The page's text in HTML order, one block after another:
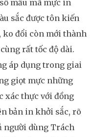
mẫu mã mực in
sắc được tôn kiến
đổi còn mới thành
rất tốc độ dài.
áp dụng trong giai
giọt mực những
xác thực với đồng
bản in khởi sắc, rõ
người dùng Trách